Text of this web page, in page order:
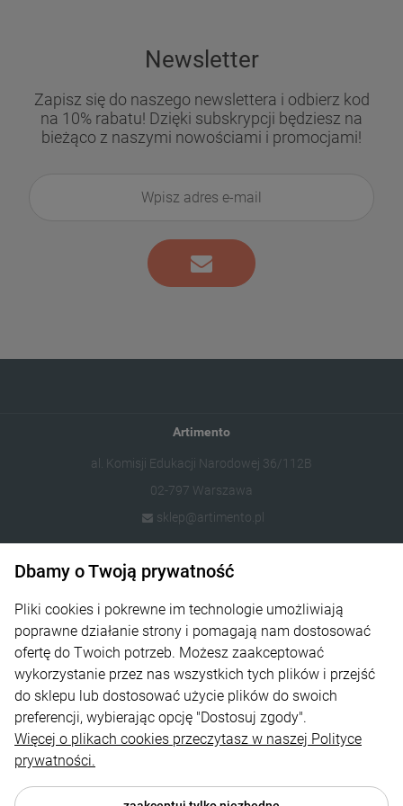
Newsletter
Zapisz się do naszego newslettera i odbierz kod
na 10% rabatu! Dzięki subskrypcji będziesz na
bieżąco z naszymi nowościami i promocjami!
Artimento
al. Komisji Edukacji Narodowej 36/112B
02-797 Warszawa
sklep@artimento.pl
Informacje
Sklep
Na skróty
Strefa Klienta
Dbamy o Twoją prywatność
Pliki cookies i pokrewne im technologie umożliwiają
poprawne działanie strony i pomagają nam dostosować
ofertę do Twoich potrzeb. Możesz zaakceptować
wykorzystanie przez nas wszystkich tych plików i przejść
do sklepu lub dostosować użycie plików do swoich
preferencji, wybierając opcję "Dostosuj zgody".
Więcej o plikach cookies przeczytasz w naszej Polityce
prywatności.